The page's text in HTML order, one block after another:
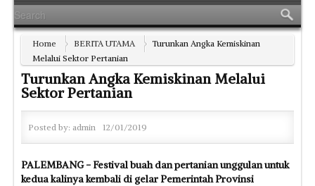
Home BERITA UTAMA
Turunkan Angka Kemiskinan
Melalui Sektor Pertanian
Turunkan Angka Kemiskinan Melalui
Sektor Pertanian
Posted by: admin 12/01/2019
PALEMBANG - Festival buah dan pertanian unggulan untuk
kedua kalinya kembali di gelar Pemerintah Provinsi